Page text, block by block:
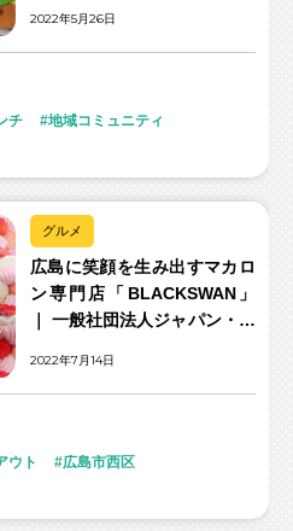
2022年5月26日
チ
地域コミュニティ
グルメ
広島に笑顔を生み出すマカロ
ン専門店「BLACKSWAN」
｜ 一般社団法人ジャパン・ホ
広代さん
2022年7月14日
ウト 広島市西区